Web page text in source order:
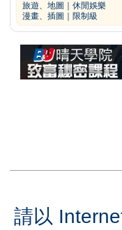
旅遊、地圖
休閒娛樂
漫畫、插圖
限制級
請以